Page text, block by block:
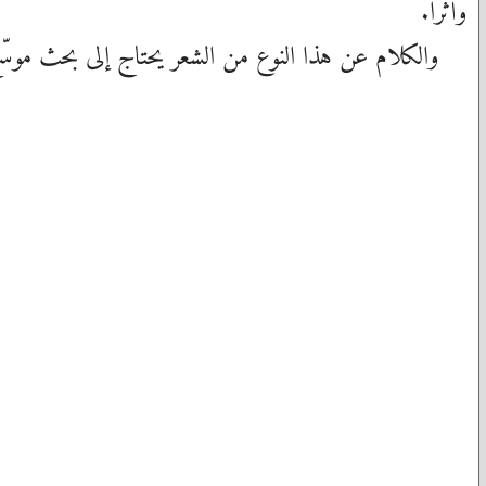
وأثراً.
والكلام عن هذا النوع من الشعر يحتاج إلى بحث